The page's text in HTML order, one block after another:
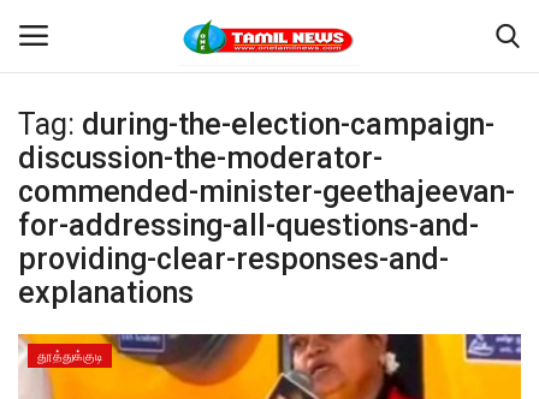
Login Register
Home
தூத்துக்குடி
Contact
Tag: during-the-election-campaign-
discussion-the-moderator-
commended-minister-geethajeevan-
for-addressing-all-questions-and-
providing-clear-responses-and-
explanations
தூத்துக்குடி